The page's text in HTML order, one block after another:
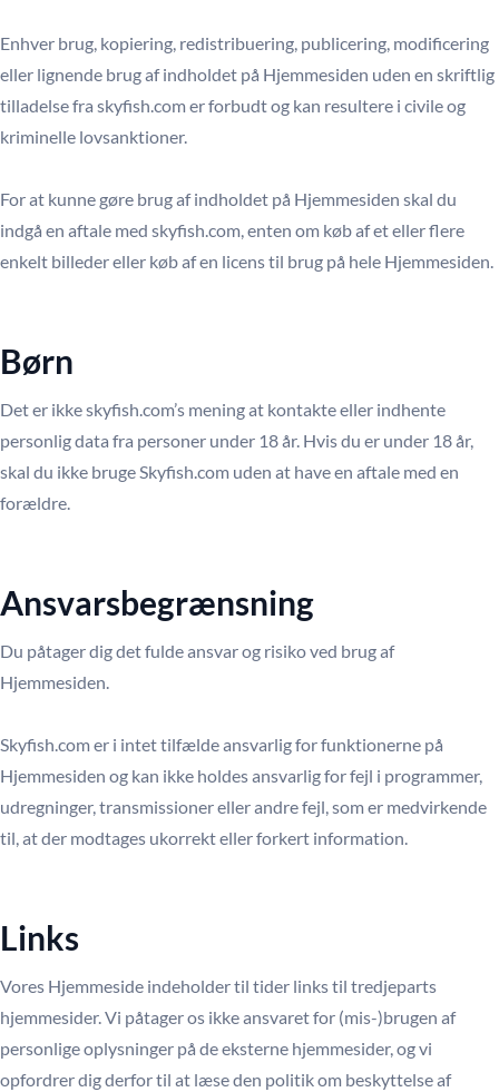
Enhver brug, kopiering, redistribuering, publicering, modificering
eller lignende brug af indholdet på Hjemmesiden uden en skriftlig
tilladelse fra skyfish.com er forbudt og kan resultere i civile og
kriminelle lovsanktioner.
For at kunne gøre brug af indholdet på Hjemmesiden skal du
indgå en aftale med skyfish.com, enten om køb af et eller flere
enkelt billeder eller køb af en licens til brug på hele Hjemmesiden.
Børn
Det er ikke skyfish.com’s mening at kontakte eller indhente
personlig data fra personer under 18 år. Hvis du er under 18 år,
skal du ikke bruge Skyfish.com uden at have en aftale med en
forældre.
Ansvarsbegrænsning
Du påtager dig det fulde ansvar og risiko ved brug af
Hjemmesiden.
Skyfish.com er i intet tilfælde ansvarlig for funktionerne på
Hjemmesiden og kan ikke holdes ansvarlig for fejl i programmer,
udregninger, transmissioner eller andre fejl, som er medvirkende
til, at der modtages ukorrekt eller forkert information.
Links
Vores Hjemmeside indeholder til tider links til tredjeparts
hjemmesider. Vi påtager os ikke ansvaret for (mis-)brugen af
personlige oplysninger på de eksterne hjemmesider, og vi
opfordrer dig derfor til at læse den politik om beskyttelse af